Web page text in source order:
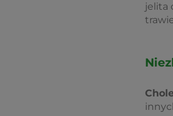
jelita